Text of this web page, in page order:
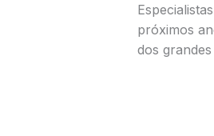
próximos
dos